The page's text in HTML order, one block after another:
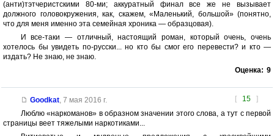
(анти)тэтчеристскими 80-ми; аккуратный финал все же не вызывает
должного головокружения, как, скажем, «Маленький, большой» (понятно,
что для меня именно эта семейная хроника — образцовая).
И все-таки — отличный, настоящий роман, который очень, очень
хотелось бы увидеть по-русски... но кто бы смог его перевести? и кто —
издать? Не знаю, не знаю.
Оценка: 9
[ 15 ]
Goodkat, 7 мая 2016 г.
Люблю «наркоманов» в образном значении этого слова, а тут с первой
страницы веет тяжелыми наркотиками...